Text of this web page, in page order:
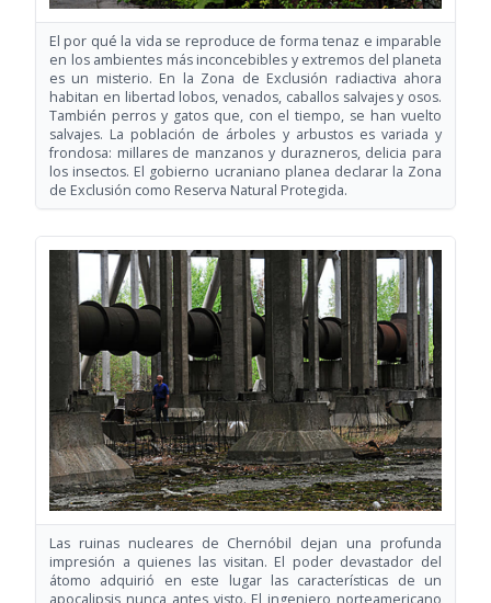
El por qué la vida se reproduce de forma tenaz e imparable
en los ambientes más inconcebibles y extremos del planeta
es un misterio. En la Zona de Exclusión radiactiva ahora
habitan en libertad lobos, venados, caballos salvajes y osos.
También perros y gatos que, con el tiempo, se han vuelto
salvajes. La población de árboles y arbustos es variada y
frondosa: millares de manzanos y durazneros, delicia para
los insectos. El gobierno ucraniano planea declarar la Zona
de Exclusión como Reserva Natural Protegida.
Las ruinas nucleares de Chernóbil dejan una profunda
impresión a quienes las visitan. El poder devastador del
átomo adquirió en este lugar las características de un
apocalipsis nunca antes visto. El ingeniero norteamericano